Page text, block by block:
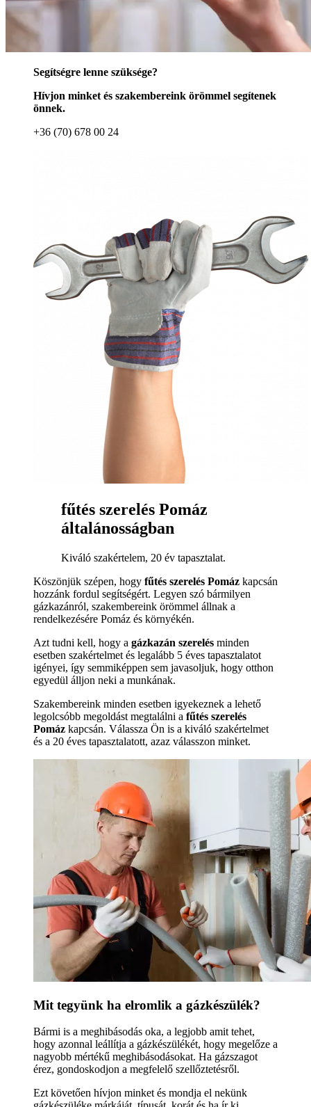
Segítségre lenne szüksége?
Hívjon minket és szakembereink örömmel segítenek
önnek.
+36 (70) 678 00 24
fűtés szerelés Pomáz
általánosságban
Kiváló szakértelem, 20 év tapasztalat.
Köszönjük szépen, hogy fűtés szerelés Pomáz kapcsán
hozzánk fordul segítségért. Legyen szó bármilyen
gázkazánról, szakembereink örömmel állnak a
rendelkezésére Pomáz és környékén.
Azt tudni kell, hogy a gázkazán szerelés minden
esetben szakértelmet és legalább 5 éves tapasztalatot
igényei, így semmiképpen sem javasoljuk, hogy otthon
egyedül álljon neki a munkának.
Szakembereink minden esetben igyekeznek a lehető
legolcsóbb megoldást megtalálni a fűtés szerelés
Pomáz kapcsán. Válassza Ön is a kiváló szakértelmet
és a 20 éves tapasztalatott, azaz válasszon minket.
Mit tegyünk ha elromlik a gázkészülék?
Bármi is a meghibásodás oka, a legjobb amit tehet,
hogy azonnal leállítja a gázkészülékét, hogy megelőze a
nagyobb mértékű meghibásodásokat. Ha gázszagot
érez, gondoskodjon a megfelelő szellőztetésről.
Ezt követően hívjon minket és mondja el nekünk